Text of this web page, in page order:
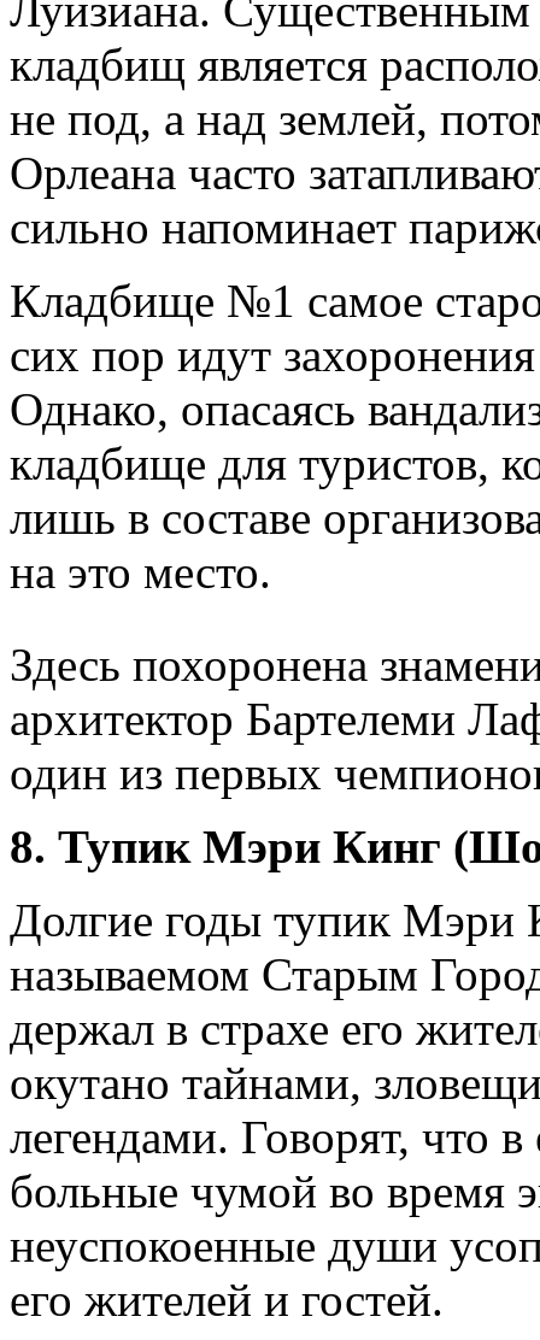
кладбищ является
не под, а над землей,
Орлеана часто
сильно напоминает
Кладбище №1 самое
сих пор идут
Однако, опасаясь
кладбище для туристов,
лишь в составе
на это место.
Здесь похоронена
архитектор Бартелеми
один из первых
8. Тупик Мэри Кинг
Долгие годы тупик Мэри
называемом Старым
держал в страхе его
окутано тайнами,
легендами. Говорят, что
больные чумой во время
неуспокоенные души
его жителей и гостей.